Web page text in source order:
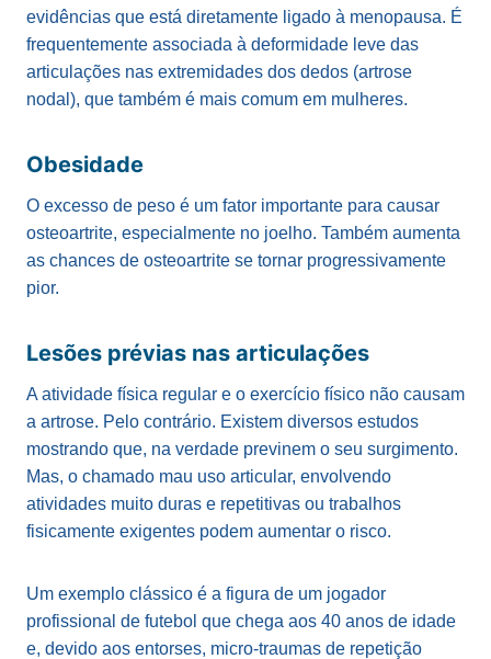
evidências que está diretamente ligado à menopausa. É
frequentemente associada à deformidade leve das
articulações nas extremidades dos dedos (artrose
nodal), que também é mais comum em mulheres.
Obesidade
O excesso de peso é um fator importante para causar
osteoartrite, especialmente no joelho. Também aumenta
as chances de osteoartrite se tornar progressivamente
pior.
Lesões prévias nas articulações
A atividade física regular e o exercício físico não causam
a artrose. Pelo contrário. Existem diversos estudos
mostrando que, na verdade previnem o seu surgimento.
Mas, o chamado mau uso articular, envolvendo
atividades muito duras e repetitivas ou trabalhos
fisicamente exigentes podem aumentar o risco.
Um exemplo clássico é a figura de um jogador
profissional de futebol que chega aos 40 anos de idade
e, devido aos entorses, micro-traumas de repetição